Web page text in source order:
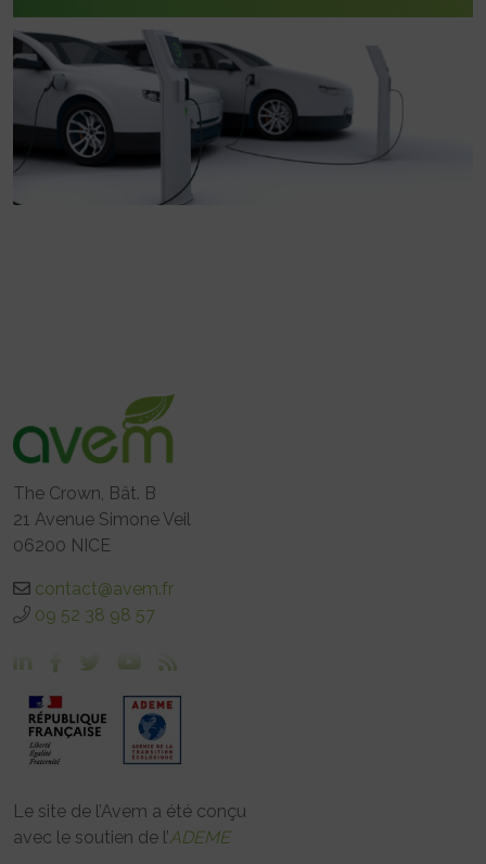
The Crown, Bât. B
21 Avenue Simone Veil
06200 NICE
contact@avem.fr
09 52 38 98 57
Le site de l’Avem a été conçu
avec le soutien de l’ADEME